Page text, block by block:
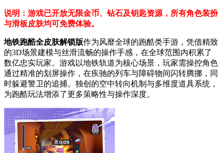
说明：游戏已开放无限金币、钻石及钥匙资源，所有角色装扮
与滑板皮肤均可免费体验。
地铁跑酷全皮肤解锁版作为风靡全球的跑酷类手游，凭借精致
的3D场景建模与丝滑流畅的操作手感，在全球范围内积累了
数亿忠实玩家。游戏以地铁轨道为核心场景，玩家需操控角色
通过精准的划屏操作，在疾驰的列车与障碍物间闪转腾挪，同
时躲避警卫的追捕。独创的空中转向机制与多维度道具系统，
为跑酷玩法增添了更多策略性与操作深度。